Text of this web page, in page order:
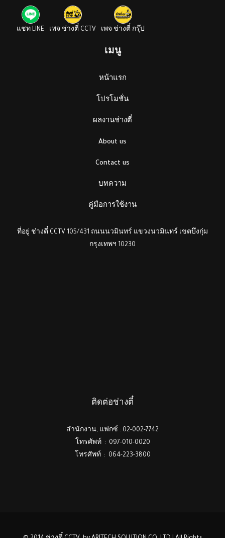
แชท LINE เพจ ช่างตี๋ CCTV เพจ ช่างตี๋ กรุ๊ป
เมนู
หน้าแรก
โปรโมชั่น
ผลงานช่างตี๋
About us
Contact us
บทความ
คู่มือการใช้งาน
ที่อยู่ ช่างตี๋ CCTV 105/431 ถนนนวมินทร์ แขวงนวมินทร์ เขตบึงกุ่ม
กรุงเทพฯ 10230
ติดต่อช่างตี๋
สำนักงาน, แฟกซ์ : 02-002-7742
โทรศัพท์ : 097-010-0020
โทรศัพท์ : 064-223-3800